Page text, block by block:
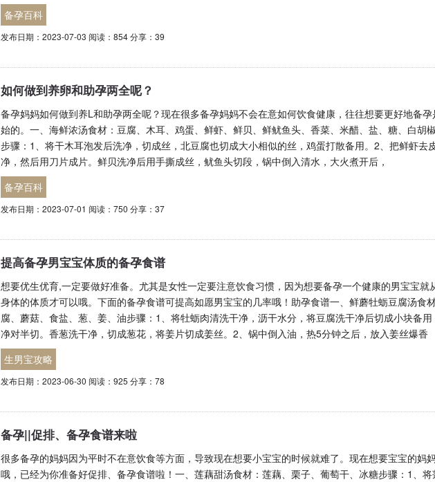
备孕百科
发布日期：2023-07-03 阅读：854 分享：39
如何做到养卵和助孕两全呢？
备孕妈妈如何做到养L和助孕两全呢？现在很多备孕妈妈不会在意如何饮食健康，往往想要更好地备
始的。一、海鲜浓汤食材：豆腐、木耳、鸡蛋、鲜虾、鲜贝、鲜鱿鱼头、香菜、米醋、盐、糖、白胡
步骤：1、将干木耳泡发后洗净，切成丝，北豆腐也切成大小相似的丝，鸡蛋打散备用。2、把鲜虾去
净，然后用刀片成片。鲜贝洗净后用手撕成丝，鱿鱼头切段，锅中倒入清水，大火煮开后，
备孕百科
发布日期：2023-07-01 阅读：750 分享：37
提高备孕男宝宝体质的备孕食谱
想要优生优育,一定要做好准备。尤其是女性一定要注意饮食习惯，因为想要备孕一个健康的男宝宝就
身体的体质才可以哦。下面的备孕食谱可提高如愿男宝宝的几率哦！助孕食谱一、鲜蘑牡蛎豆腐汤食
腐、蘑菇、食盐、葱、姜、油步骤：1、将牡蛎肉清洗干净，沥干水分，将豆腐洗干净后切成小块备
净对半切。香葱洗干净，切成葱花，将姜片切成姜丝。2、锅中倒入油，热5分钟之后，放入姜丝爆香
生男宝攻略
发布日期：2023-06-30 阅读：925 分享：78
备孕||促排、备孕食谱来啦
很多备孕的妈妈因为平时不在意饮食等方面，导致现在想要小宝宝的时候就难了。现在想要宝宝的妈
哦，已经为你准备好促排、备孕食谱啦！一、莲藕甜汤食材：莲藕、栗子、葡萄干、冰糖步骤：1、